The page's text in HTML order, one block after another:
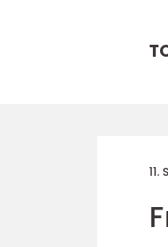
11.